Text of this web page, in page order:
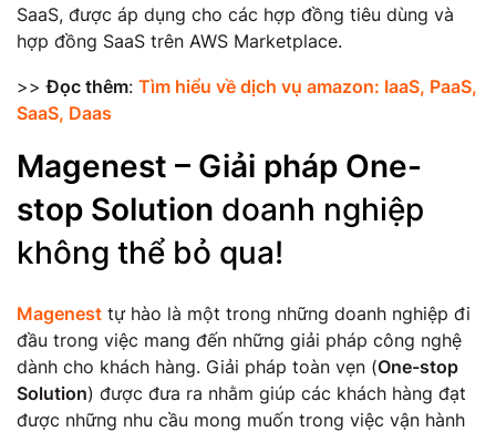
SaaS, được áp dụng cho các hợp đồng tiêu dùng và
hợp đồng SaaS trên AWS Marketplace.
>>Đọc thêm: Tìm hiểu về dịch vụ amazon: IaaS, PaaS,
SaaS, Daas
Magenest – Giải pháp One-
stop Solution doanh nghiệp
không thể bỏ qua!
Magenest tự hào là một trong những doanh nghiệp đi
đầu trong việc mang đến những giải pháp công nghệ
dành cho khách hàng. Giải pháp toàn vẹn (One-stop
Solution) được đưa ra nhằm giúp các khách hàng đạt
được những nhu cầu mong muốn trong việc vận hành